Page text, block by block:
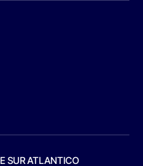
SUR ATLANTICO